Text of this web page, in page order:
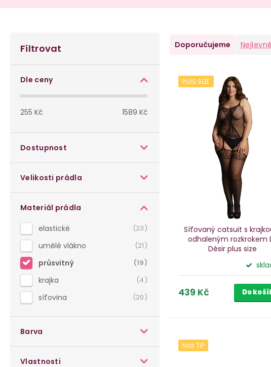
o
n
Filtrovat
Dle ceny
255 Kč 1589 Kč
Dostupnost
Velikosti prádla
Materiál prádla
elastické 23
umělé vlákno 21
průsvitný 19
krajka 4
síťovina 20
Barva
Vlastnosti
Ř
Doporučujeme
V
ů
PLUS SIZE
Síťovaný catsuit s
odhaleným rozkrokem
Désir plus size
439 Kč Do
Náš TIP